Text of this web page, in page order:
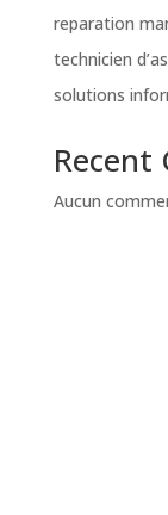
reparation
technicien
solutions
Recent
Aucun